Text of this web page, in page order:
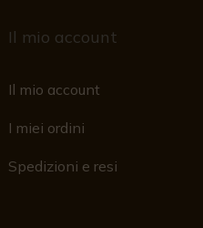
Il mio account
Il mio account
I miei ordini
Spedizioni e resi